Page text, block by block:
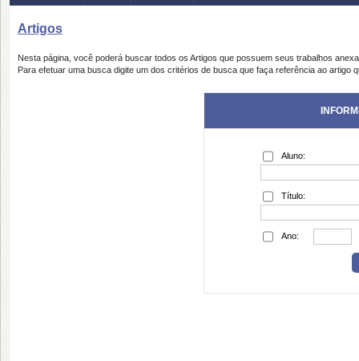
Artigos
Nesta página, você poderá buscar todos os Artigos que possuem seus trabalhos
Para efetuar uma busca digite um dos critérios de busca que faça referência ao artigo
Aluno:
Título:
Ano: